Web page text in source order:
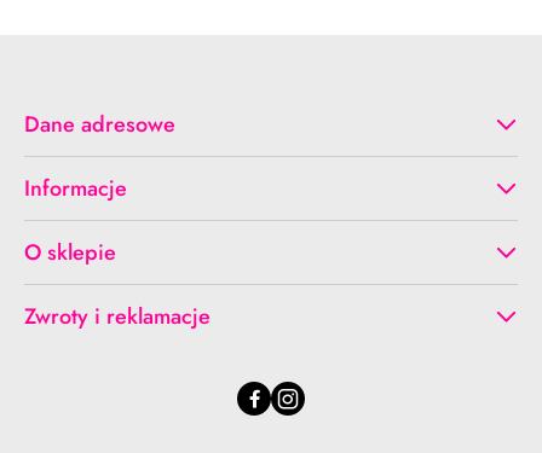
Dane adresowe
Informacje
O sklepie
Zwroty i reklamacje